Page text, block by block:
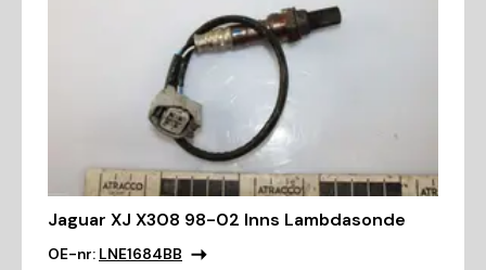
Jaguar XJ X308 98-02 Inns Lambdasonde
OE-nr: LNE1684BB